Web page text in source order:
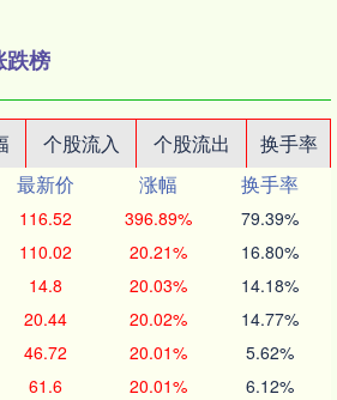
跌榜
个股流入 个股流出
换手率
最新价 涨幅
换手率
116.52 396.89% 79.39%
110.02 20.21% 16.80%
14.8 20.03% 14.18%
20.44 20.02% 14.77%
46.72 20.01% 5.62%
61.6 20.01% 6.12%